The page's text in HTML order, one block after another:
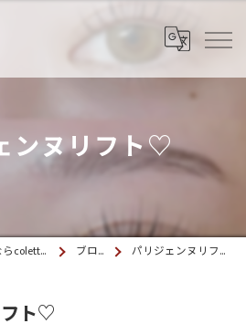
ンヌリフト♡
大阪府玉造のマツエクならcolette. 玉造 ブログ パリジェンヌリフト♡
ト♡